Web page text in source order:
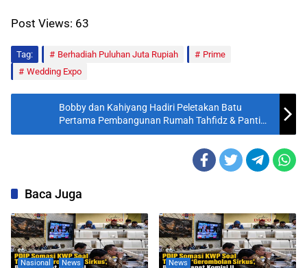
Post Views: 63
Tag: Berhadiah Puluhan Juta Rupiah
Prime
Wedding Expo
Bobby dan Kahiyang Hadiri Peletakan Batu
Pertama Pembangunan Rumah Tahfidz & Panti
Asuhan Hanifah
Baca Juga
Nasional News News